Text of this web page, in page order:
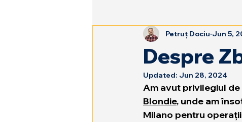
Despre
Petruț Dociu Jun 5,
Updated: Jun 28, 2024
Am avut privilegiul
Blondie, unde am
Milano pentru